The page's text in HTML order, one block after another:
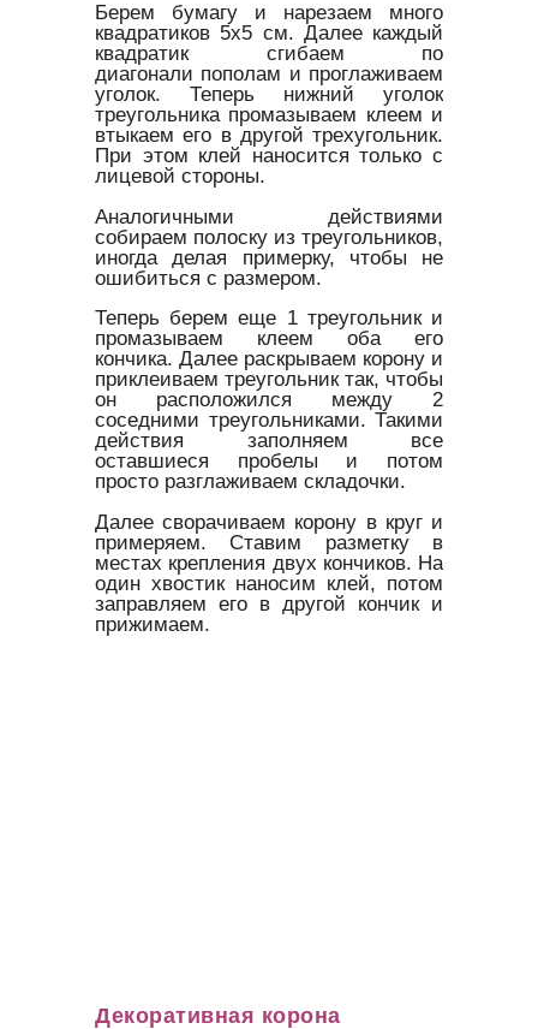
Берем бумагу и нарезаем много
квадратиков 5х5 см. Далее каждый
квадратик сгибаем по
диагонали пополам и проглаживаем
уголок. Теперь нижний уголок
треугольника промазываем клеем и
втыкаем его в другой трехугольник.
При этом клей наносится только с
лицевой стороны.
Аналогичными действиями
собираем полоску из треугольников,
иногда делая примерку, чтобы не
ошибиться с размером.
Теперь берем еще 1 треугольник и
промазываем клеем оба его
кончика. Далее раскрываем корону и
приклеиваем треугольник так, чтобы
он расположился между 2
соседними треугольниками. Такими
действия заполняем все
оставшиеся пробелы и потом
просто разглаживаем складочки.
Далее сворачиваем корону в круг и
примеряем. Ставим разметку в
местах крепления двух кончиков. На
один хвостик наносим клей, потом
заправляем его в другой кончик и
прижимаем.
Декоративная корона